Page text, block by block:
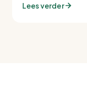
Lees verder